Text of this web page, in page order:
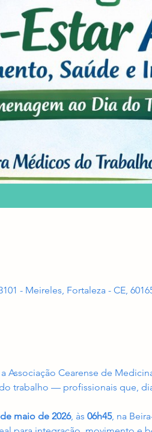
- Meireles, Fortaleza - CE,
Associação Cearense de
trabalho — profissionais que,
maio de 2026, às 06h45, na